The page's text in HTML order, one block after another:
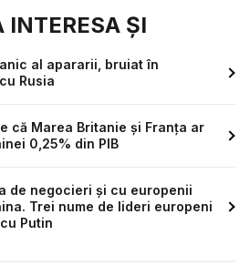
INTERESA ȘI
al apararii, bruiat în
Rusia
că Marea Britanie și Franța ar
0,25% din PIB
de negocieri și cu europenii
Trei nume de lideri europeni
Putin